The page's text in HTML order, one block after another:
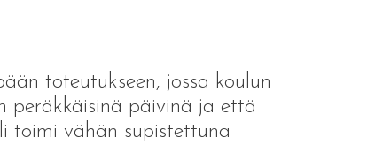
toteutukseen, jossa koulun
peräkkäisinä päivinä ja että
toimi vähän supistettuna